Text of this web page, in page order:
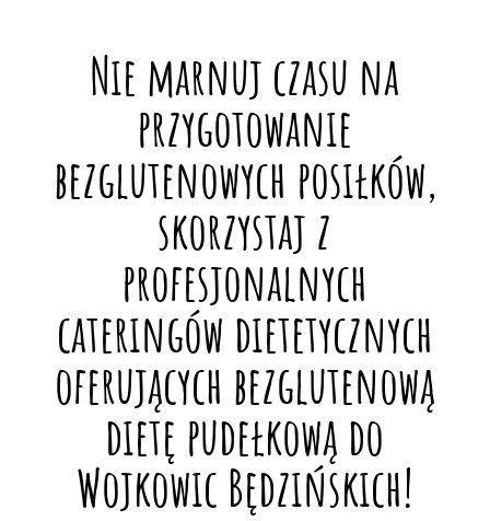
Nie marnuj czasu na
przygotowanie
bezglutenowych posiłków,
skorzystaj z
profesjonalnych
cateringów dietetycznych
oferujących bezglutenową
dietę pudełkową do
Wojkowic Będzińskich!